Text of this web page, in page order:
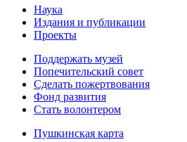
Наука
Издания и публикации
Проекты
Поддержать музей
Попечительский совет
Сделать пожертвования
Фонд развития
Стать волонтером
Пушкинская карта